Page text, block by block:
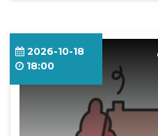
2026-10-18
18:00